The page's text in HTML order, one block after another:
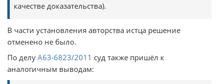
качестве доказательства).
В части установления авторства истца решение
отменено не было.
По делу А63-6823/2011 суд также пришёл к
аналогичным выводам: